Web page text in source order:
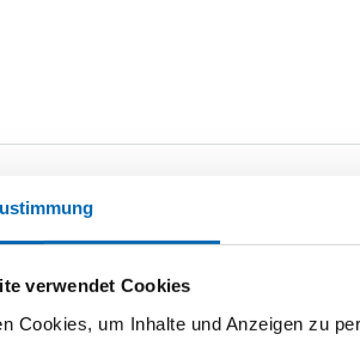
verwendet Cookies
Cookies, um Inhalte und Anzeigen zu
Kennkerbe: 890mm Flachstulp 24x2,5mm
vorgerichtet A-Öffner: optional